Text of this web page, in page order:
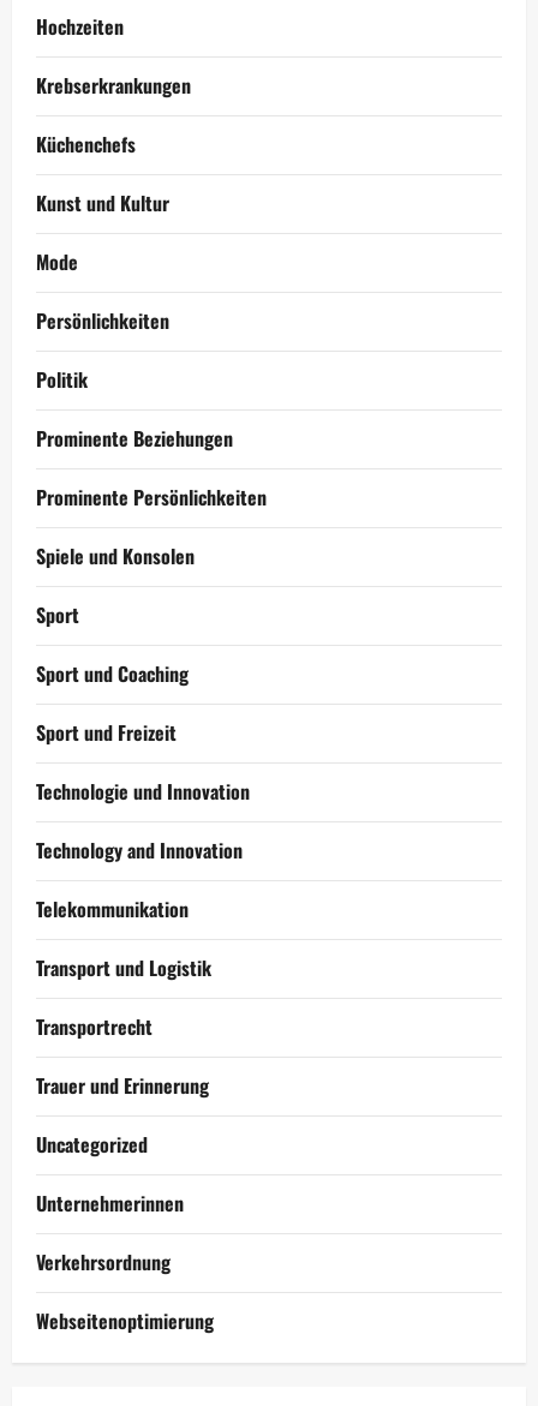
Hochzeiten
Krebserkrankungen
Küchenchefs
Kunst und Kultur
Mode
Persönlichkeiten
Politik
Prominente Beziehungen
Prominente Persönlichkeiten
Spiele und Konsolen
Sport
Sport und Coaching
Sport und Freizeit
Technologie und Innovation
Technology and Innovation
Telekommunikation
Transport und Logistik
Transportrecht
Trauer und Erinnerung
Uncategorized
Unternehmerinnen
Verkehrsordnung
Webseitenoptimierung